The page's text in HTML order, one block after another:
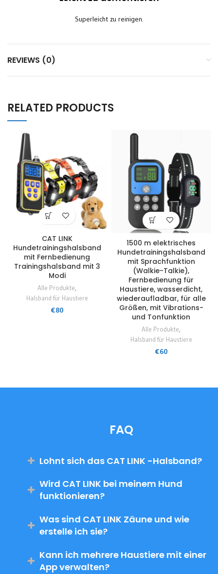
Superleicht zu reinigen.
REVIEWS (0)
RELATED PRODUCTS
CAT LINK
Hundetrainingshalsband
mit Fernbedienung
Trainingshalsband mit 3
Modi
Alle Produkte,
Halsband für Haustiere
€80
1500 m elektrisches
Hundetrainingshalsband
mit Sprachfunktion
(Walkie-Talkie),
Fernbedienung für
Haustiere, wasserdicht,
wiederaufladbar, für alle
Größen, mit Vibrations-
und Tonfunktion
Alle Produkte,
Halsband für Haustiere
€60
FAQ
Lohnt sich das CAT LINK -Halsband?
Wird CAT LINK bei meinem Hund
funktionieren?
Was sind CAT LINK Zäune und wie
erstelle ich sie?
Kann ich mehrere Haustiere mit einer
App verwalten?